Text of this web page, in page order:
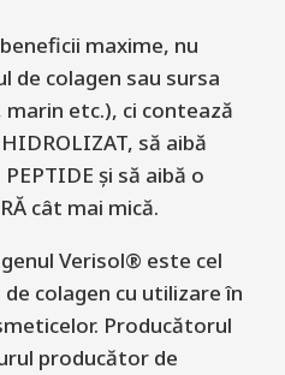
maxime, nu
de colagen sau sursa
marin etc.), ci contează
să aibă
și să aibă o
cât mai mică.
Verisol® este cel
colagen cu utilizare în
. Producătorul
producător de